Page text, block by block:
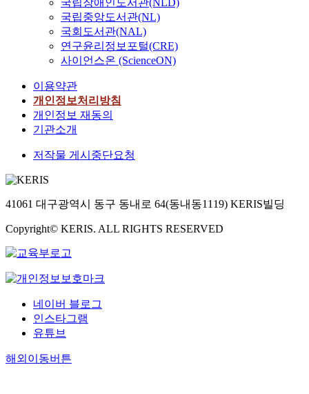
국립장애인도서관(NLD)
국립중앙도서관(NL)
국회도서관(NAL)
연구윤리정보포털(CRE)
사이언스온 (ScienceON)
이용약관
개인정보처리방침
개인정보 재동의
기관소개
저작물 게시중단요청
41061 대구광역시 동구 동내로 64(동내동1119) KERIS빌딩
Copyright© KERIS. ALL RIGHTS RESERVED
네이버 블로그
인스타그램
유튜브
해외이동버튼